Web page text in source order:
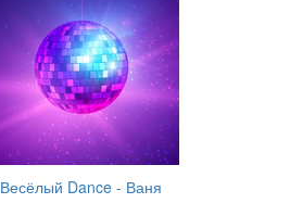
Весёлый Dance - Ваня